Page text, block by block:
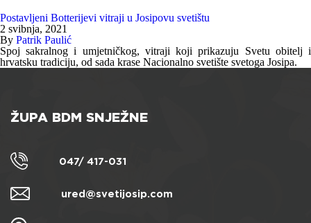
Postavljeni Botterijevi vitraji u Josipovu svetištu
2 svibnja, 2021
By Patrik Paulić
Spoj sakralnog i umjetničkog, vitraji koji prikazuju Svetu obitelj i
hrvatsku tradiciju, od sada krase Nacionalno svetište svetoga Josipa.
ŽUPA BDM SNJEŽNE
047/ 417-031
ured@svetijosip.com